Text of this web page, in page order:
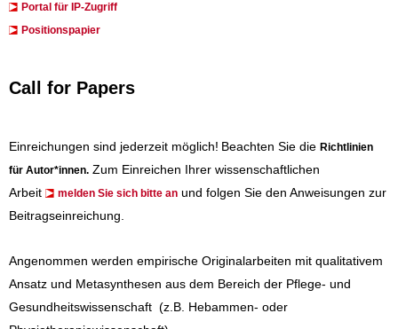
​​​Portal für IP-Zugriff
Positionspapier
Call for Papers
Einreichungen sind jederzeit möglich! Beachten Sie die Richtlinien
für Autor*innen. Zum Einreichen Ihrer wissenschaftlichen
Arbeit
melden Sie sich bitte an und folgen Sie den Anweisungen zur
Beitragseinreichung.
Angenommen werden empirische Originalarbeiten mit qualitativem
Ansatz und Metasynthesen aus dem Bereich der Pflege- und
Gesundheitswissenschaft (z.B. Hebammen- oder